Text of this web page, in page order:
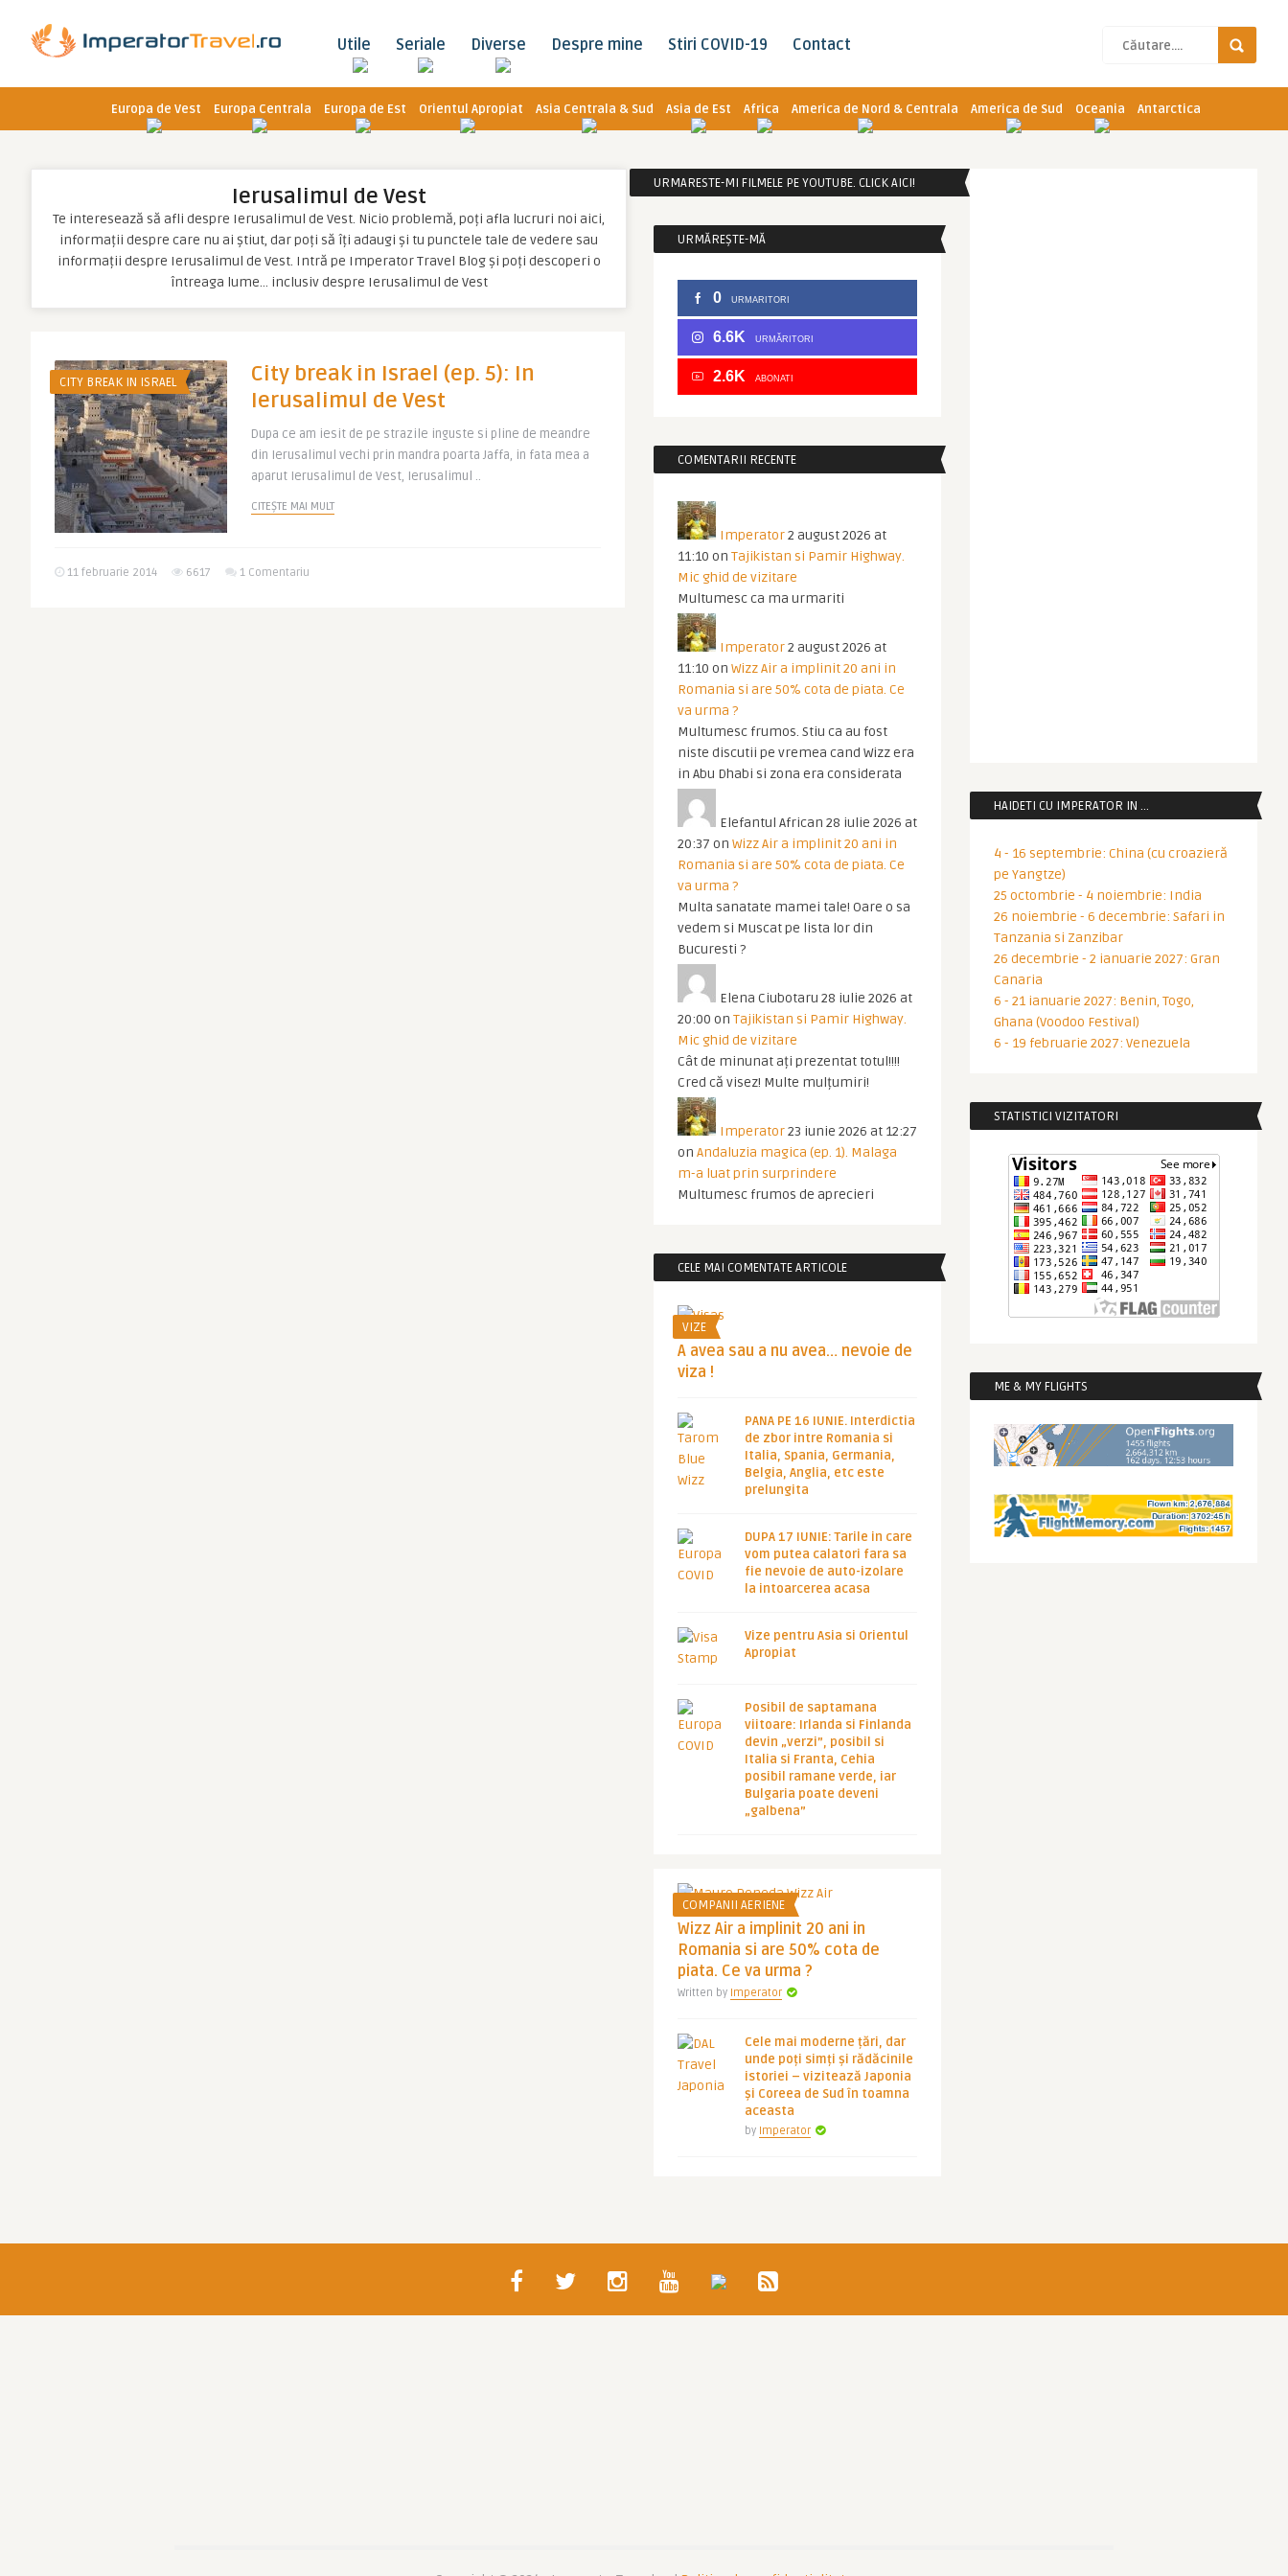
Utile Seriale Diverse Despre mine Stiri COVID-19 Contact
Europa de Vest Europa Centrala Europa de Est Orientul Apropiat Asia Centrala & Sud Asia de Est Africa America de Nord & Centrala America de Sud Oceania Antarctica
Ierusalimul de Vest
Te interesează să afli despre Ierusalimul de Vest. Nicio problemă, poți afla lucruri noi aici,
informații despre care nu ai știut, dar poți să îți adaugi și tu punctele tale de vedere sau
informații despre Ierusalimul de Vest. Intră pe Imperator Travel Blog și poți descoperi o
întreaga lume… inclusiv despre Ierusalimul de Vest
CITY BREAK IN ISRAEL
City break in Israel (ep. 5): In
Ierusalimul de Vest
Dupa ce am iesit de pe strazile inguste si pline de meandre
din Ierusalimul vechi prin mandra poarta Jaffa, in fata mea a
aparut Ierusalimul de Vest, Ierusalimul ..
CITEȘTE MAI MULT
11 februarie 2014 6617 1 Comentariu
URMARESTE-MI FILMELE PE YOUTUBE. CLICK AICI!
URMĂREȘTE-MĂ
0 URMARITORI
6.6K URMĂRITORI
2.6K ABONATI
COMENTARII RECENTE
Imperator2 august 2026 at
11:10 on Tajikistan si Pamir Highway.
Mic ghid de vizitare
Multumesc ca ma urmariti
Imperator2 august 2026 at
11:10 on Wizz Air a implinit 20 ani in
Romania si are 50% cota de piata. Ce
va urma ?
Multumesc frumos. Stiu ca au fost
niste discutii pe vremea cand Wizz era
in Abu Dhabi si zona era considerata
Elefantul African 28 iulie 2026 at
20:37 on Wizz Air a implinit 20 ani in
Romania si are 50% cota de piata. Ce
va urma ?
Multa sanatate mamei tale! Oare o sa
vedem si Muscat pe lista lor din
Bucuresti ?
Elena Ciubotaru 28 iulie 2026 at
20:00 on Tajikistan si Pamir Highway.
Mic ghid de vizitare
Cât de minunat ați prezentat totul!!!!
Cred că visez! Multe mulțumiri!
Imperator23 iunie 2026 at 12:27
on Andaluzia magica (ep. 1). Malaga
m-a luat prin surprindere
Multumesc frumos de aprecieri
CELE MAI COMENTATE ARTICOLE
VIZE
A avea sau a nu avea… nevoie de
viza !
PANA PE 16 IUNIE. Interdictia
de zbor intre Romania si
Italia, Spania, Germania,
Belgia, Anglia, etc este
prelungita
DUPA 17 IUNIE: Tarile in care
vom putea calatori fara sa
fie nevoie de auto-izolare
la intoarcerea acasa
Vize pentru Asia si Orientul
Apropiat
Posibil de saptamana
viitoare: Irlanda si Finlanda
devin „verzi”, posibil si
Italia si Franta, Cehia
posibil ramane verde, iar
Bulgaria poate deveni
„galbena”
COMPANII AERIENE
Wizz Air a implinit 20 ani in
Romania si are 50% cota de
piata. Ce va urma ?
Written by Imperator
Cele mai moderne țări, dar
unde poți simți și rădăcinile
istoriei – vizitează Japonia
și Coreea de Sud în toamna
aceasta
by Imperator
HAIDETI CU IMPERATOR IN …
4 - 16 septembrie: China (cu croazieră
pe Yangtze)
25 octombrie - 4 noiembrie: India
26 noiembrie - 6 decembrie: Safari in
Tanzania si Zanzibar
26 decembrie - 2 ianuarie 2027: Gran
Canaria
6 - 21 ianuarie 2027: Benin, Togo,
Ghana (Voodoo Festival)
6 - 19 februarie 2027: Venezuela
STATISTICI VIZITATORI
ME & MY FLIGHTS